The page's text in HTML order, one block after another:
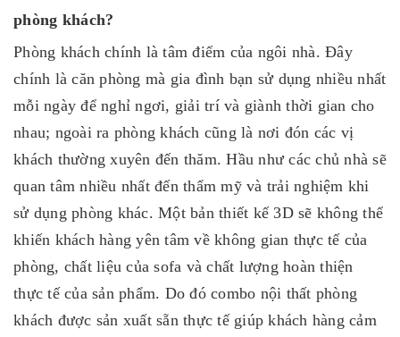
phòng khách?
Phòng khách chính là tâm điểm của ngôi nhà. Đây
chính là căn phòng mà gia đình bạn sử dụng nhiều nhất
mỗi ngày để nghỉ ngơi, giải trí và giành thời gian cho
nhau; ngoài ra phòng khách cũng là nơi đón các vị
khách thường xuyên đến thăm. Hầu như các chủ nhà sẽ
quan tâm nhiều nhất đến thẩm mỹ và trải nghiệm khi
sử dụng phòng khác. Một bản thiết kế 3D sẽ không thể
khiến khách hàng yên tâm về không gian thực tế của
phòng, chất liệu của sofa và chất lượng hoàn thiện
thực tế của sản phẩm. Do đó combo nội thất phòng
khách được sản xuất sẵn thực tế giúp khách hàng cảm